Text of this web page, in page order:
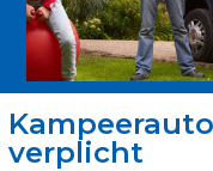
verplicht